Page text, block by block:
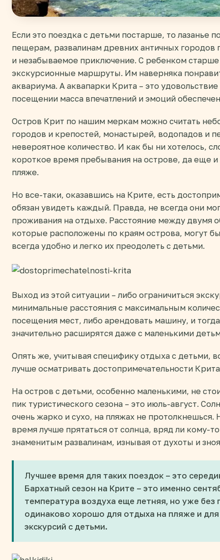
Если это поездка с детьми постарше, то лазанье
пещерам, развалинам древних античных городов
и незабываемое приключение. С ребенком
экскурсионные маршруты. Им наверняка
аквариума. А аквапарки Крита – это
посещении масса впечатлений и эмоций
Остров Крит по нашим меркам можно считать
городов и крепостей, монастырей, водопадов и
невероятное количество. И как бы ни хотелось,
короткое время пребывания на острове, да еще
пляже.
Но все-таки, оказавшись на Крите, есть
обязан увидеть каждый. Правда, не всегда они
проживания на отдыхе. Расстояние между двумя
которые расположены по краям острова, могут
всегда удобно и легко их преодолеть с детьми.
Выход из этой ситуации – либо ограничиться
минимальные расстояния с максимальным
посещения мест, либо арендовать машину, и
значительно расширятся даже с маленькими
Опять же, учитывая специфику отдыха с детьми,
лучше осматривать достопримечательности
На остров с детьми, особенно маленькими, не
пик туристического сезона – это июль-август.
очень жарко и сухо, на пляжах не протолкнешься.
время лучше прятаться от солнца, вряд ли кому-
знаменитым развалинам, изнывая от духоты и
Лучшее время для таких поездок – это
Бархатный сезон на Крите – это именно
температура воздуха еще летняя, но уже без
одинаково хорошо для отдыха на пляже и для
экскурсий с детьми.